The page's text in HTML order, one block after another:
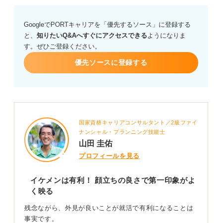
外見に頼っていると思われず、内面をしっかりアピール
する方法についてなにかアドバイスをいただけると嬉し
いです。
GoogleでPORTキャリアを「優先するソース」に登録する
と、 知りたいQ&Aへすぐにアクセスできるようになりま
す。ぜひご登録ください。
優先ソースに登録する
国家資格キャリアコンサルタント／2級ファイ
ナンシャル・プランニング技能士
山田 圭佑
プロフィールを見る
イケメンは有利！ 顔立ちの良さで第一印象がよ
く映る
残念ながら、外見が良いことが就活で有利になることは
事実です。